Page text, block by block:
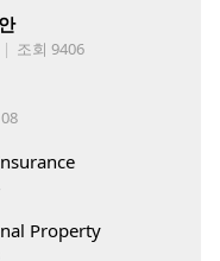
| 조회 9406
Property